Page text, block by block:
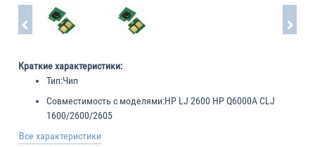
Краткие характеристики:
Тип:Чип
Совместимость с моделями:HP LJ 2600 HP Q6000A CLJ
1600/2600/2605
Все характеристики